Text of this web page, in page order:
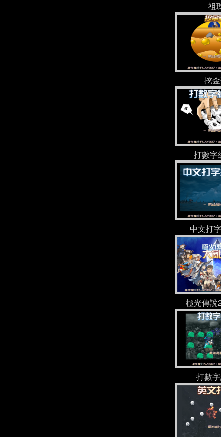
祖
挖
打數字
中文打
極光傳說
打數